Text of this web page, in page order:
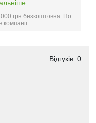
грн безкоштовна. По
компанії..
Відгуків: 0